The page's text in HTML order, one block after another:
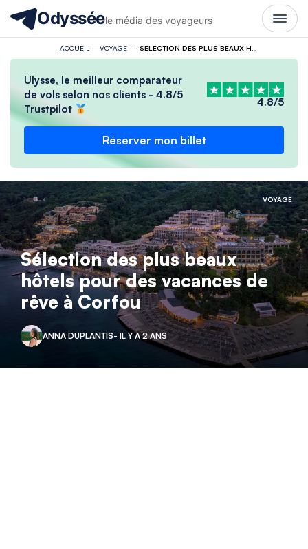
Odysséele média des voyageurs
ACCUEIL —VOYAGE—
Ulysse, le meilleur comparateur
de vols selon nos clients - 4.8/5
Trustpilot
4.8/5
Réserver mon billet
VOYAGE
Sélection des plus beaux
hôtels pour des vacances de
rêve à Corfou
ANNA DUPLANTIS- IL Y A 2 ANS